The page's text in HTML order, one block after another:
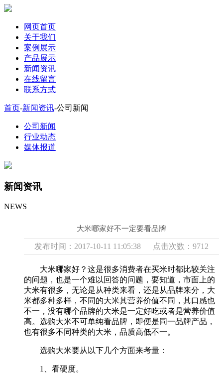
网页首页
关于我们
案例展示
产品展示
新闻资讯
在线留言
联系方式
首页-新闻资讯-公司新闻
公司新闻
行业动态
媒体报道
新闻资讯
NEWS
大米哪家好不一定要看品牌
发布时间：2017-10-11 11:05:38 点击次数：9712
大米哪家好？这是很多消费者在买米时都比较关注
的问题，也是一个难以回答的问题，要知道，市面上的
大米有很多，无论是从种类来看，还是从品牌来分，大
米都多种多样，不同的大米其营养价值不同，其口感也
不一，没有哪个品牌的大米是一定好吃或者是营养价值
高。选购大米不可单纯看品牌，即便是同一品牌产品，
也有很多不同种类的大米，品质高低不一。
选购大米要从以下几个方面来考量：
1、看硬度。